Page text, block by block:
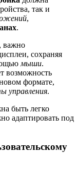
так и
,
.
важно
сохраняя
мыши.
возможность
формате,
управления.
быть легко
адаптировать под